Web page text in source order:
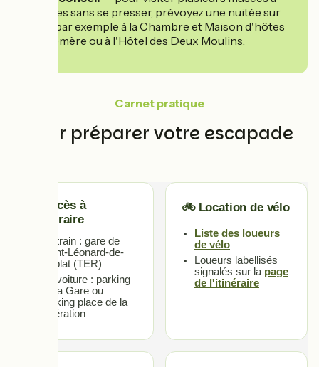
Limoges sans se presser, prévoyez une nuitée sur
place, par exemple à la Chambre et Maison d'hôtes
L'Éphémère ou à l'Hôtel des Deux Moulins.
Carnet pratique
Pour préparer votre escapade
🚅 Accès à
l'itinéraire
En train : gare de
Saint-Léonard-de-
Noblat (TER)
En voiture : parking
de la Gare ou
parking place de la
Libération
🚲 Location de vélo
Liste des loueurs
de vélo
Loueurs labellisés
signalés sur la page
de l'itinéraire